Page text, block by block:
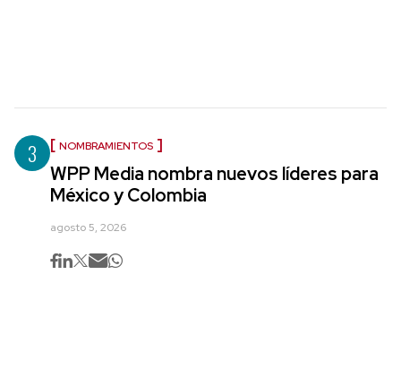
3 NOMBRAMIENTOS
WPP Media nombra nuevos líderes para
México y Colombia
agosto 5, 2026